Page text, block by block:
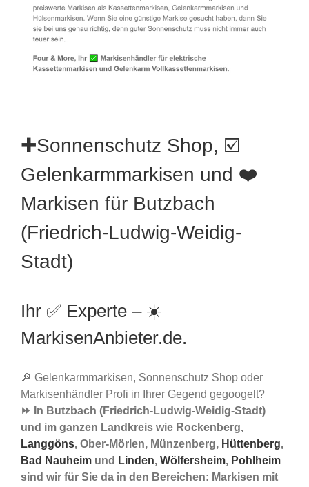
✚Sonnenschutz Shop, ☑️
Gelenkarmmarkisen und ❤️
Markisen für Butzbach
(Friedrich-Ludwig-Weidig-
Stadt)
Ihr ✅ Experte – ☀️
MarkisenAnbieter.de.
🔎 Gelenkarmmarkisen, Sonnenschutz Shop oder
Markisenhändler Profi in Ihrer Gegend gegoogelt?
⏩ In Butzbach (Friedrich-Ludwig-Weidig-Stadt)
und im ganzen Landkreis wie Rockenberg,
Langgöns, Ober-Mörlen, Münzenberg, Hüttenberg,
Bad Nauheim und Linden, Wölfersheim, Pohlheim
sind wir für Sie da in den Bereichen: Markisen mit